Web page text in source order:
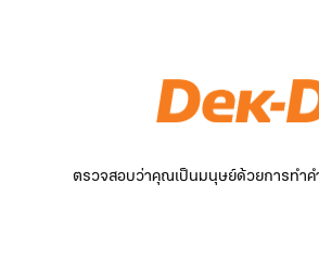
ตรวจสอบว่าคุณเป็นมนุษย์ด้วยการทำค